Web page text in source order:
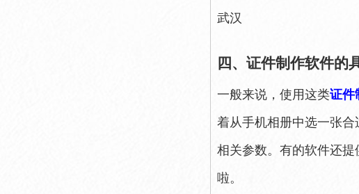
武汉
四、证件制作软件的
一般来说，使用这类证件
着从手机相册中选一张
相关参数。有的软件还
啦。